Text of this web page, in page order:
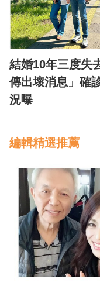
結婚10年三度失
傳出壞消息」確
況曝
編輯精選推薦